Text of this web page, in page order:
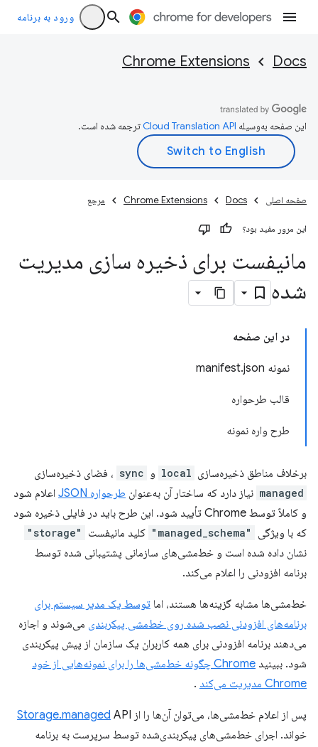
ورود به برنامه
Docs
Chrome Extensions
این صفحه به‌وسیله ترجمه شده است.
صفحه اصلی Docs
Chrome Extensions مرجع
این مرور مفید بود؟
مانیفست برای ذخیره سازی مدیریت
شده
در این صفحه
نمونه manifest.json
قالب طرحواره
طرح واره نمونه
برخلاف مناطق ذخیره‌سازی local و sync ، فضای ذخیره‌سازی
managed نیاز دارد که ساختار آن به‌عنوان طرحواره JSON
اعلام شود
و کاملاً توسط Chrome تأیید شود. این طرح باید در فایلی ذخیره شود
که با ویژگی
"managed_schema" کلید مانیفست "storage"
نشان داده شده است و خط‌مشی‌های سازمانی پشتیبانی شده توسط
برنامه افزودنی را اعلام می‌کند.
خط‌مشی‌ها مشابه گزینه‌ها هستند، اما توسط یک مدیر سیستم برای
برنامه‌های افزودنی نصب شده روی خط‌مشی پیکربندی می‌شوند و اجازه
می‌دهند برنامه افزودنی برای همه کاربران یک سازمان از پیش پیکربندی
شود. ببینید
Chrome چگونه خط‌مشی‌ها را برای نمونه‌هایی از خود
Chrome مدیریت می‌کند
.
پس از اعلام خط‌مشی‌ها، می‌توان آن‌ها را از Storage.managed API
خواند. اجرای خط‌مشی‌های پیکربندی‌شده توسط سرپرست به برنامه